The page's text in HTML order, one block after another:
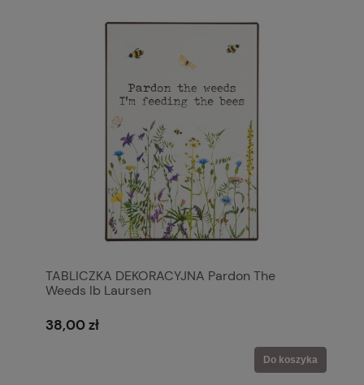
TABLICZKA DEKORACYJNA Pardon The
Weeds Ib Laursen
38,00 zł
Do koszyka